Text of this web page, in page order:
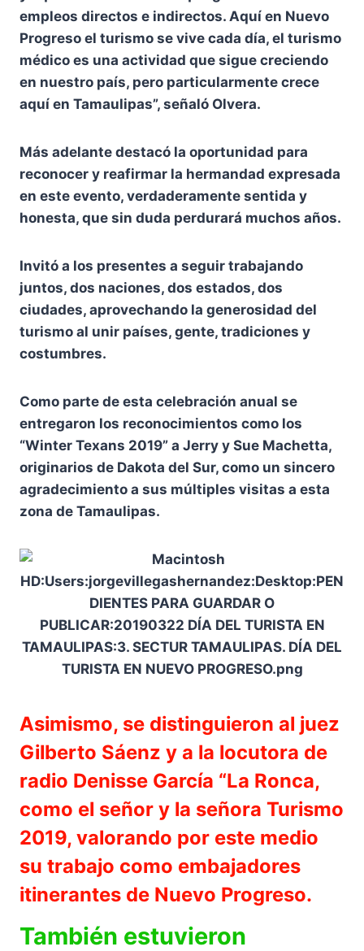
empleos directos e indirectos. Aquí en Nuevo
Progreso el turismo se vive cada día, el turismo
médico es una actividad que sigue creciendo
en nuestro país, pero particularmente crece
aquí en Tamaulipas”, señaló Olvera.
Más adelante destacó la oportunidad para
reconocer y reafirmar la hermandad expresada
en este evento, verdaderamente sentida y
honesta, que sin duda perdurará muchos años.
Invitó a los presentes a seguir trabajando
juntos, dos naciones, dos estados, dos
ciudades, aprovechando la generosidad del
turismo al unir países, gente, tradiciones y
costumbres.
Como parte de esta celebración anual se
entregaron los reconocimientos como los
“Winter Texans 2019” a Jerry y Sue Machetta,
originarios de Dakota del Sur, como un sincero
agradecimiento a sus múltiples visitas a esta
zona de Tamaulipas.
Asimismo, se distinguieron al juez
Gilberto Sáenz y a la locutora de
radio Denisse García “La Ronca,
como el señor y la señora Turismo
2019, valorando por este medio
su trabajo como embajadores
itinerantes de Nuevo Progreso.
También estuvieron